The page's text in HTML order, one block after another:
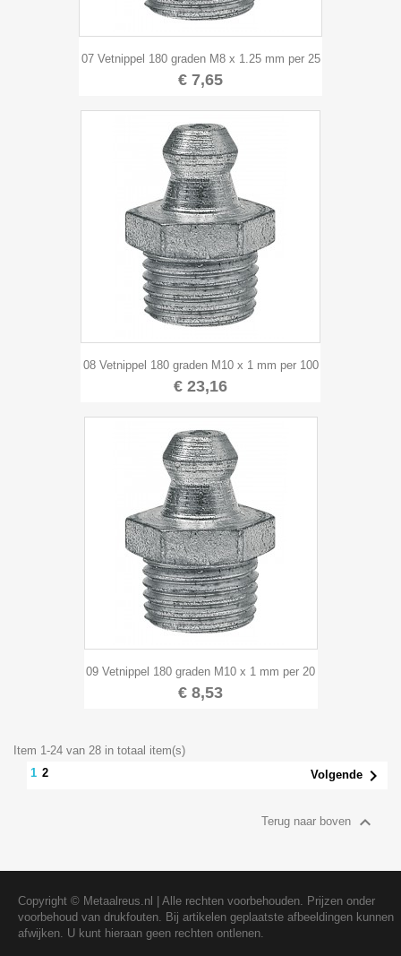
07 Vetnippel 180 graden M8 x 1.25 mm per 25
€ 7,65
08 Vetnippel 180 graden M10 x 1 mm per 100
€ 23,16
09 Vetnippel 180 graden M10 x 1 mm per 20
€ 8,53
Item 1-24 van 28 in totaal item(s)
12 Volgende 
Terug naar boven 
Copyright © Metaalreus.nl
| Alle rechten voorbehouden. Prijzen onder
voorbehoud van drukfouten. Bij artikelen geplaatste afbeeldingen kunnen
afwijken. U kunt hieraan geen rechten ontlenen.